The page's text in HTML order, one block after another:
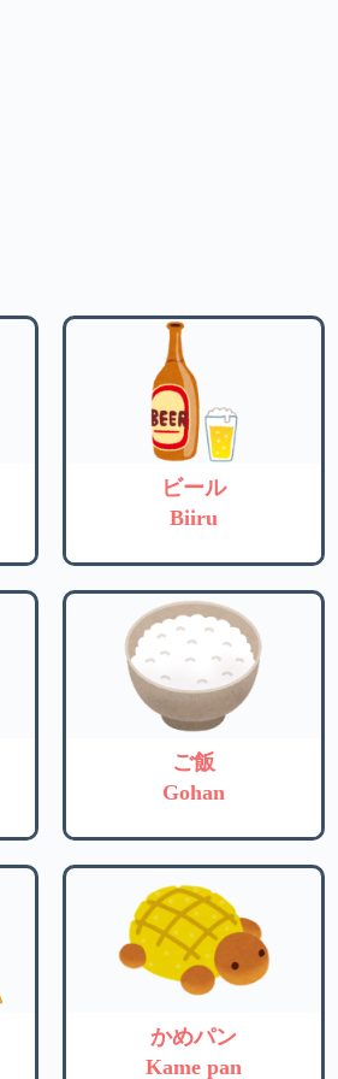
ビール
Biiru
ご飯
Gohan
かめパン
Kame pan